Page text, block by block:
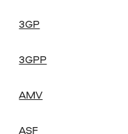
3GP
3GPP
AMV
ASF